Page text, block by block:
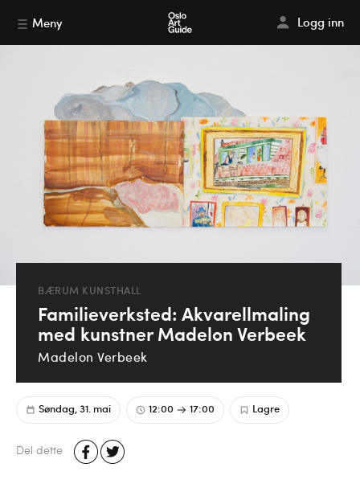
Meny Logg inn
BÆRUM KUNSTHALL
Familieverksted: Akvarellmaling
med kunstner Madelon Verbeek
Madelon Verbeek
Søndag, 31. mai 12:00 17:00 Lagre
Del dette